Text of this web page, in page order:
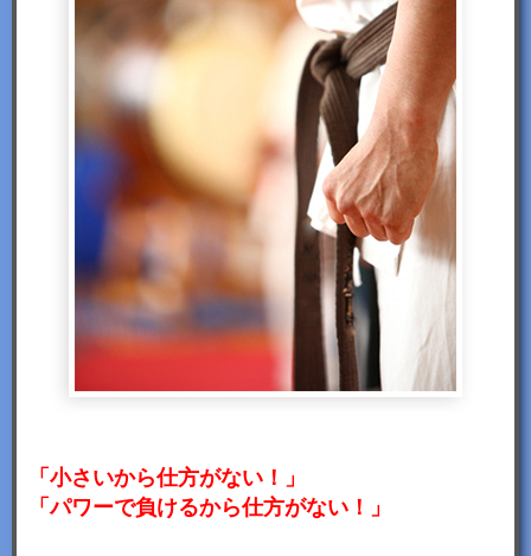
「小さいから仕方がない！」
「パワーで負けるから仕方がない！」